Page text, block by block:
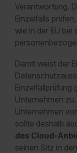
Verantwortung.
Einzelfalls
wie in der EU bei
Damit weist der
Einzelfallprüfung
Unternehmen
Unternehmen
sollte deshalb
des Cloud-
seinen Sitz in